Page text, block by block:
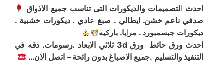
احدث التصميمات والديكورات التى تناسب جميع الاذواق
صدفي ناعم خشن. ايطالي . صبغ عادي . ديكورات خشبية .
ديكورات جبسمبورد . مرايا. باركيه
احدث ورق حائط ورق 3d ثلاثي الابعاد .رسومات. دقه في
التنفيذ والتسليم .جميع الاصباغ بدون رائحة – اتصل الان…